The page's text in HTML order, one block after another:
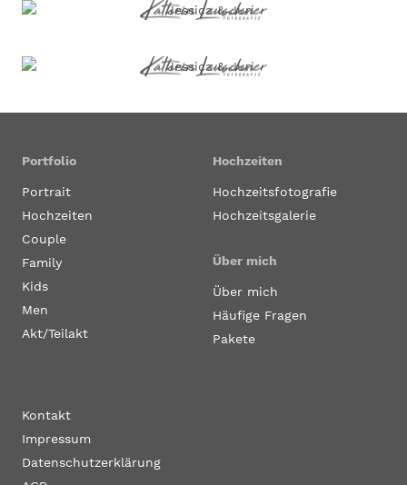
Portfolio
Portrait
Hochzeiten
Couple
Family
Kids
Men
Akt/Teilakt
Hochzeiten
Hochzeitsfotografie
Hochzeitsgalerie
Über mich
Über mich
Häufige Fragen
Pakete
Kontakt
Impressum
Datenschutzerklärung